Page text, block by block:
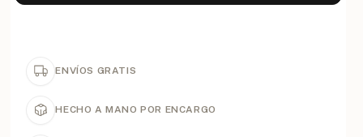
ENVÍOS GRATIS
HECHO A MANO POR ENCARGO